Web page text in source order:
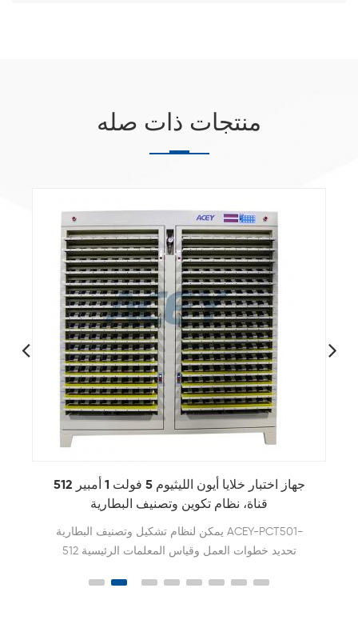
منتجات ذات صله
5V10A 5V20A 5V30A اختبار قدرة الخلية المنشورية
ليثيوم أيون
128 256 512 قناة عالية الحالية اختبار قدرة بطارية خلية
ليثيوم أيون